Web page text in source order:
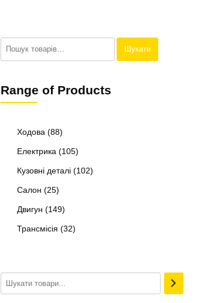
Шукати:
Шукати
Range of Products
Ходова (88)
Електрика (105)
Кузовні деталі (102)
Салон (25)
Двигун (149)
Трансмісія (32)